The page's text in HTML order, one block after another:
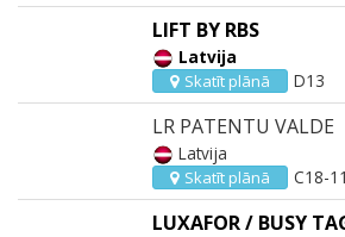
LIFT BY RBS
Latvija
Skatīt plānā D13
LR PATENTU VALDE
Latvija
Skatīt plānā C18-11
LUXAFOR / BUSY